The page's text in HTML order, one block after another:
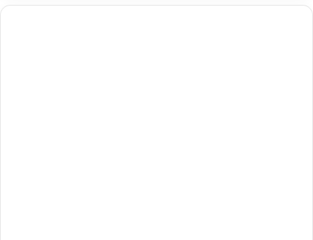
Alman Kültürü ve Edebiyatı